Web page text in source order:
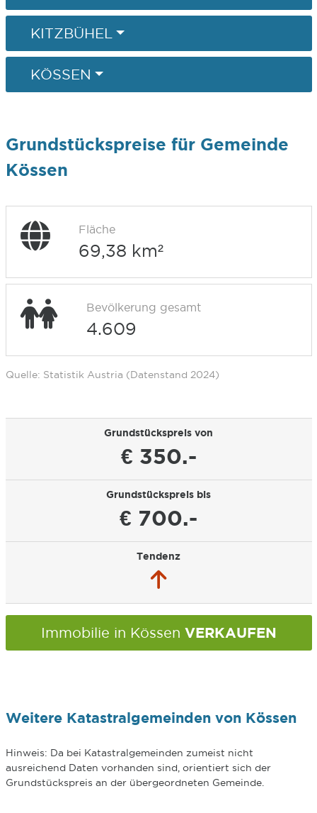
KITZBÜHEL
KÖSSEN
Grundstückspreise für Gemeinde
Kössen
Fläche
69,38 km²
Bevölkerung gesamt
4.609
Quelle: Statistik Austria (Datenstand 2024)
Grundstückspreis von
€ 350.-
Grundstückspreis bis
€ 700.-
Tendenz
Immobilie in Kössen VERKAUFEN
Weitere Katastralgemeinden von Kössen
Hinweis: Da bei Katastralgemeinden zumeist nicht
ausreichend Daten vorhanden sind, orientiert sich der
Grundstückspreis an der übergeordneten Gemeinde.